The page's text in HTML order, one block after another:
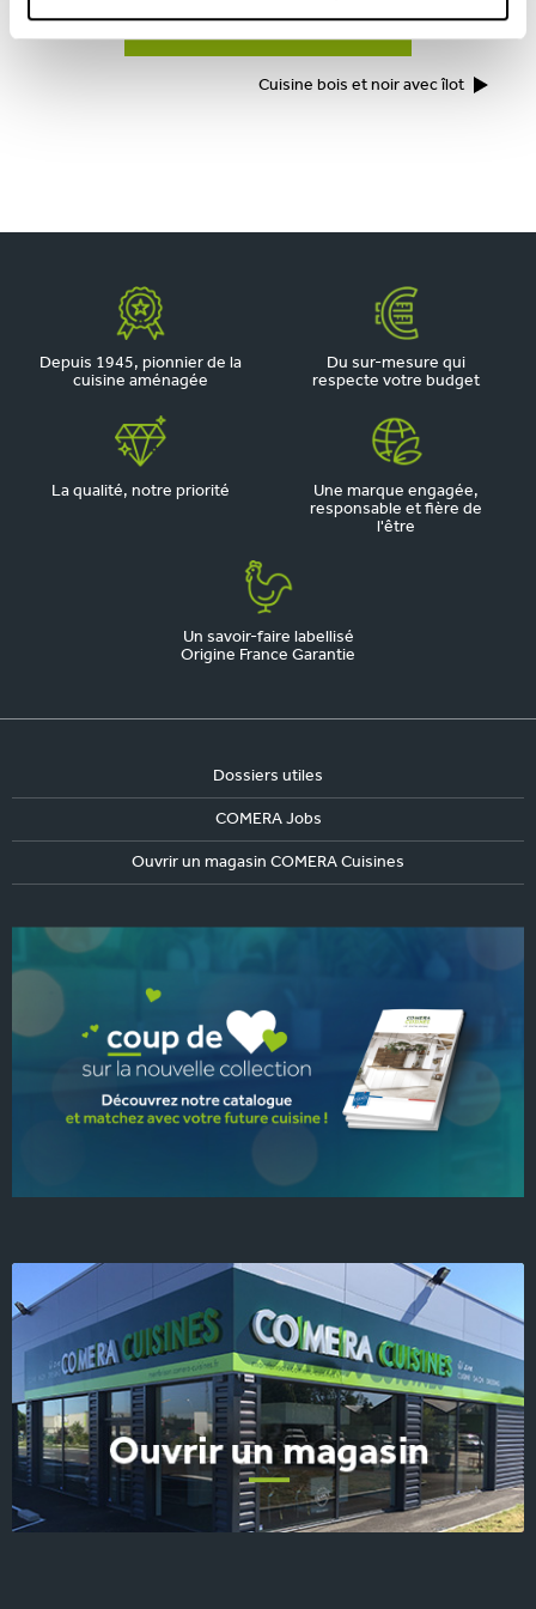
Cuisine bois et noir avec îlot
Depuis 1945, pionnier de la
cuisine aménagée
Du sur-mesure qui
respecte votre budget
La qualité, notre priorité
Une marque engagée,
responsable et fière de
l'être
Un savoir-faire labellisé
Origine France Garantie
Dossiers utiles
COMERA Jobs
Ouvrir un magasin COMERA Cuisines